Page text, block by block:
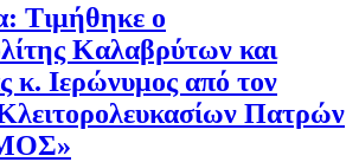
Τιμήθηκε ο
Καλαβρύτων και
κ. Ιερώνυμος από τον
Πατρών